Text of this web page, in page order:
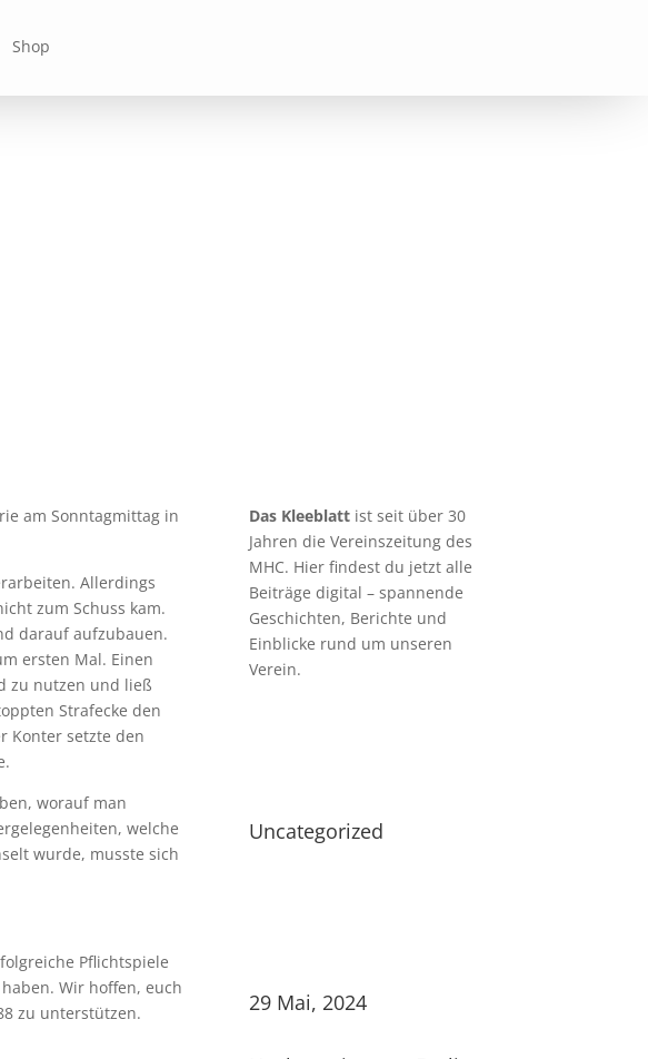
Shop
am Sonntagmittag in
Allerdings
zum Schuss kam.
darauf aufzubauen.
ersten Mal. Einen
zu nutzen und ließ
Strafecke den
Konter setzte den
worauf man
welche
wurde, musste sich
Pflichtspiele
Wir hoffen, euch
zu unterstützen.
Das Kleeblatt ist seit über 30
Jahren die Vereinszeitung des
MHC. Hier findest du jetzt alle
Beiträge digital – spannende
Geschichten, Berichte und
Einblicke rund um unseren
Verein.
Uncategorized
29 Mai, 2024